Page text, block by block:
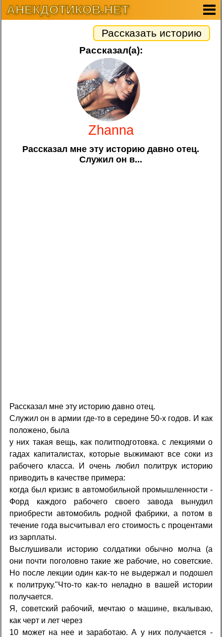
АНЕКДОТИКОВ.НЕТ
Рассказать историю
Рассказал(а):
Zhanna
Рассказал мне эту историю давно отец.
Служил он в...
Рассказал мне эту историю давно отец.
Служил он в армии где-то в середине 50-х годов. И как
положено, была
у них такая вещь, как политподготовка. с лекциями о
гадах капиталистах, которые выжимают все соки из
рабочего класса. И очень любил политрук историю
приводить в качестве примера:
когда был кризис в автомобильной промышленности -
Форд каждого рабочего своего завода вынудил
приобрести автомобиль родной фабрики, а потом в
течение года высчитывал его стоимость с процентами
из зарплаты.
Выслушивали историю солдатики обычно молча (а
они почти поголовно такие же рабочие, но советские.
Но после лекции один как-то не выдержал и подошел
к политруку."Что-то как-то неладно в вашей истории
получается.
Я, советский рабочий, мечтаю о машине, вкалываю,
как черт и лет через
10 может на нее и заработаю. А у них получается -